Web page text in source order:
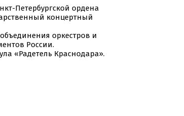
Петербургской ордена
концертный
оркестров и
России.
«Радетель Краснодара».